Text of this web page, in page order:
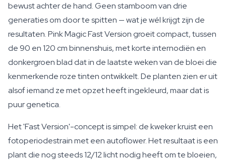
bewust achter de hand. Geen stamboom van drie
generaties om door te spitten — wat je wél krijgt zijn de
resultaten. Pink Magic Fast Version groeit compact, tussen
de 90 en 120 cm binnenshuis, met korte internodiën en
donkergroen blad dat in de laatste weken van de bloei die
kenmerkende roze tinten ontwikkelt. De planten zien er uit
alsof iemand ze met opzet heeft ingekleurd, maar dat is
puur genetica.
Het 'Fast Version'-concept is simpel: de kweker kruist een
fotoperiodestrain met een autoflower. Het resultaat is een
plant die nog steeds 12/12 licht nodig heeft om te bloeien,